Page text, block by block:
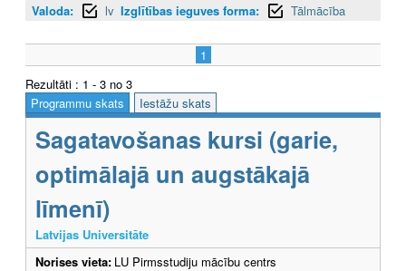
Valoda:
lv Izglītības ieguves forma: Tālmācība
1
Rezultāti : 1 - 3 no 3
Programmu skats
Iestāžu skats
Sagatavošanas kursi (garie,
optimālajā un augstākajā
līmenī)
Latvijas Universitāte
Norises vieta: LU Pirmsstudiju mācību centrs